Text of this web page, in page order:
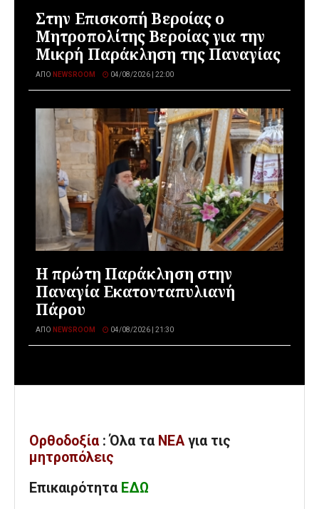
Στην Επισκοπή Βεροίας ο
Μητροπολίτης Βεροίας για την
Μικρή Παράκληση της Παναγίας
ΑΠΌ NEWSROOM 04/08/2026 | 22:00
Η πρώτη Παράκληση στην
Παναγία Εκατονταπυλιανή
Πάρου
ΑΠΌ NEWSROOM 04/08/2026 | 21:30
Ορθοδοξία : Όλα τα ΝΕΑ για τις
μητροπόλεις
Επικαιρότητα ΕΔΩ